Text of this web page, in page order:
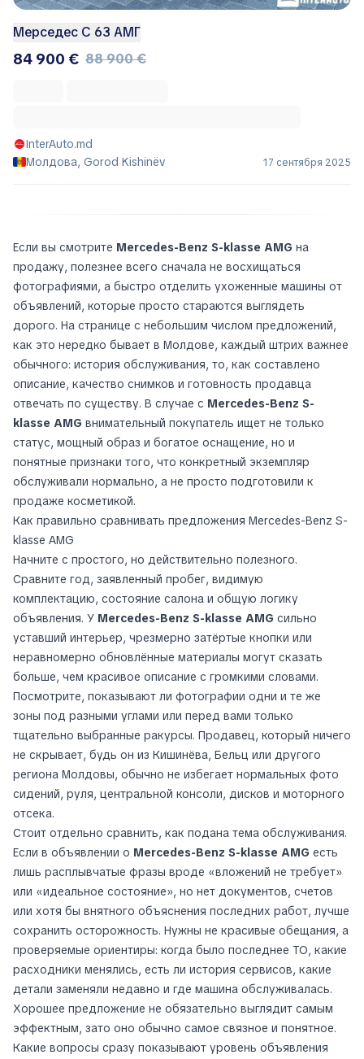
Мерседес С 63 АМГ
84 900 € 88 900 €
InterAuto.md
Молдова, Gorod Kishinëv
17 сентября 2025
Если вы смотрите Mercedes-Benz S-klasse AMG на
продажу, полезнее всего сначала не восхищаться
фотографиями, а быстро отделить ухоженные машины от
объявлений, которые просто стараются выглядеть
дорого. На странице с небольшим числом предложений,
как это нередко бывает в Молдове, каждый штрих важнее
обычного: история обслуживания, то, как составлено
описание, качество снимков и готовность продавца
отвечать по существу. В случае с Mercedes-Benz S-
klasse AMG внимательный покупатель ищет не только
статус, мощный образ и богатое оснащение, но и
понятные признаки того, что конкретный экземпляр
обслуживали нормально, а не просто подготовили к
продаже косметикой.
Как правильно сравнивать предложения Mercedes-Benz S-
klasse AMG
Начните с простого, но действительно полезного.
Сравните год, заявленный пробег, видимую
комплектацию, состояние салона и общую логику
объявления. У Mercedes-Benz S-klasse AMG сильно
уставший интерьер, чрезмерно затёртые кнопки или
неравномерно обновлённые материалы могут сказать
больше, чем красивое описание с громкими словами.
Посмотрите, показывают ли фотографии одни и те же
зоны под разными углами или перед вами только
тщательно выбранные ракурсы. Продавец, который ничего
не скрывает, будь он из Кишинёва, Бельц или другого
региона Молдовы, обычно не избегает нормальных фото
сидений, руля, центральной консоли, дисков и моторного
отсека.
Стоит отдельно сравнить, как подана тема обслуживания.
Если в объявлении о Mercedes-Benz S-klasse AMG есть
лишь расплывчатые фразы вроде «вложений не требует»
или «идеальное состояние», но нет документов, счетов
или хотя бы внятного объяснения последних работ, лучше
сохранить осторожность. Нужны не красивые обещания, а
проверяемые ориентиры: когда было последнее ТО, какие
расходники менялись, есть ли история сервисов, какие
детали заменяли недавно и где машина обслуживалась.
Хорошее предложение не обязательно выглядит самым
эффектным, зато оно обычно самое связное и понятное.
Какие вопросы сразу показывают уровень объявления